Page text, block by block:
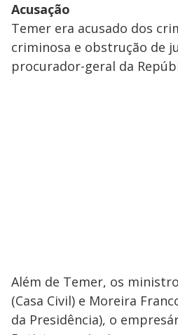
Acusação
Temer era acusado dos
criminosa e obstrução de
procurador-geral da
Além de Temer, os
(Casa Civil) e Moreira
da Presidência), o